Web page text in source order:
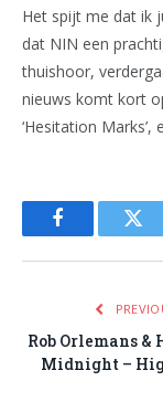
Het spijt me dat ik
dat NIN een
thuishoor,
nieuws komt kort
‘Hesitation
Facebook
Rob Orlemans &
Midnight –